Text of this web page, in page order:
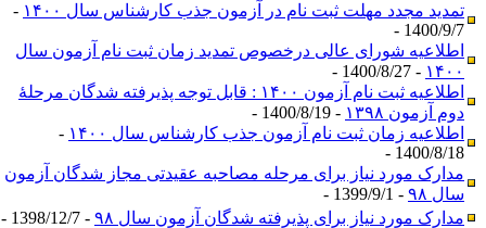
تمدید مجدد مهلت ثبت نام در آزمون جذب کارشناس سال ۱۴۰۰
-
1400/9/7 -
اطلاعیه شورای عالی درخصوص تمدید زمان ثبت نام آزمون سال
۱۴۰۰- 1400/8/27 -
اطلاعیه ثبت نام آزمون ۱۴۰۰ : قابل توجه پذیرفته شدگان مرحلۀ
دوم آزمون ۱۳۹۸
- 1400/8/19 -
اطلاعیه زمان ثبت نام آزمون جذب کارشناس سال ۱۴۰۰
-
1400/8/18 -
مدارک مورد نیاز برای مرحله مصاحبه عقیدتی مجاز شدگان آزمون
سال ۹۸
- 1399/9/1 -
مدارک مورد نیاز برای پذیرفته شدگان آزمون سال ۹۸
- 1398/12/7 -